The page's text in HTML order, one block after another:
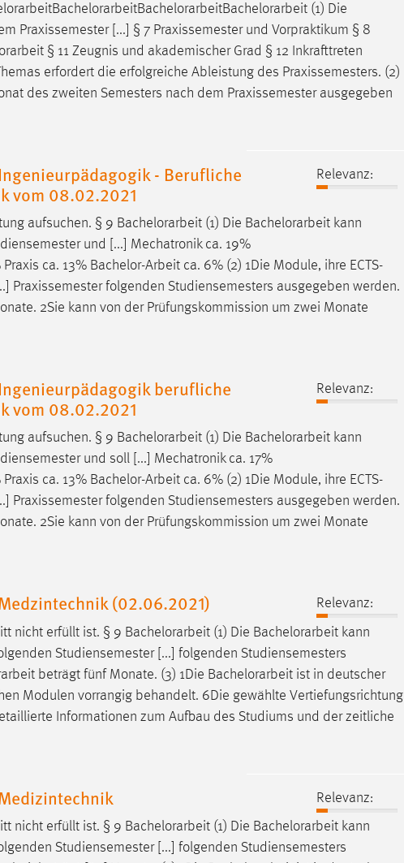
BachelorarbeitBachelorarbeitBachelorarbeit (1) Die
Praxissemester [...] § 7 Praxissemester und Vorpraktikum § 8
§ 11 Zeugnis und akademischer Grad § 12 Inkrafttreten
erfordert die erfolgreiche Ableistung des Praxissemesters. (2)
des zweiten Semesters nach dem Praxissemester ausgegeben
- Berufliche
vom 08.02.2021
Relevanz:
aufsuchen. § 9 Bachelorarbeit (1) Die Bachelorarbeit kann
und [...] Mechatronik ca. 19%
ca. 13% Bachelor-Arbeit ca. 6% (2) 1Die Module, ihre ECTS-
Praxissemester folgenden Studiensemesters ausgegeben werden.
2Sie kann von der Prüfungskommission um zwei Monate
berufliche
vom 08.02.2021
Relevanz:
aufsuchen. § 9 Bachelorarbeit (1) Die Bachelorarbeit kann
und soll [...] Mechatronik ca. 17%
ca. 13% Bachelor-Arbeit ca. 6% (2) 1Die Module, ihre ECTS-
Praxissemester folgenden Studiensemesters ausgegeben werden.
2Sie kann von der Prüfungskommission um zwei Monate
(02.06.2021)
Relevanz:
nicht erfüllt ist. § 9 Bachelorarbeit (1) Die Bachelorarbeit kann
Studiensemester [...] folgenden Studiensemesters
beträgt fünf Monate. (3) 1Die Bachelorarbeit ist in deutscher
Modulen vorrangig behandelt. 6Die gewählte Vertiefungsrichtung
Informationen zum Aufbau des Studiums und der zeitliche
Relevanz:
nicht erfüllt ist. § 9 Bachelorarbeit (1) Die Bachelorarbeit kann
Studiensemester [...] folgenden Studiensemesters